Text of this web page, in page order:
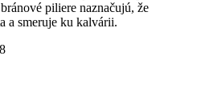
piliere naznačujú, že
a smeruje ku kalvárii.